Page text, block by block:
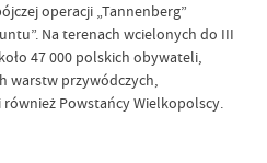
operacji „Tannenberg”
Na terenach wcielonych do III
47 000 polskich obywateli,
warstw przywódczych,
Powstańcy Wielkopolscy.